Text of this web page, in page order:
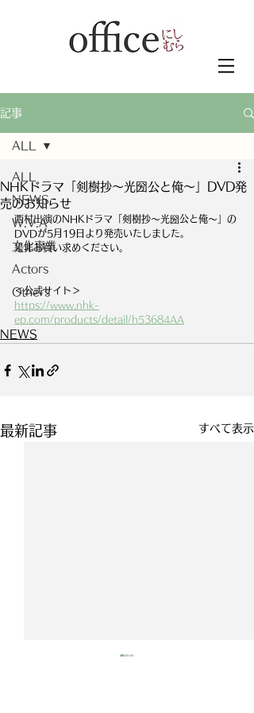
記事
ALL
NEWS
W.V.A
文化事業
Actors
Others
ALL
NHKドラマ「剣樹抄～光圀公と俺～」DVD発
売のお知らせ
西村出演のNHKドラマ「剣樹抄～光圀公と俺～」の
DVDが5月19日より発売いたしました。
是非お買い求めください。
＜公式サイト＞
https://www.nhk-
ep.com/products/detail/h53684AA
NEWS
最新記事 すべて表示